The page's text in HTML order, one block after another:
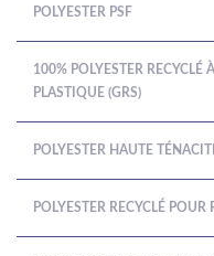
POLYESTER PSF
100% POLYESTER RECYCLÉ
PLASTIQUE (GRS)
POLYESTER HAUTE
POLYESTER RECYCLÉ POUR